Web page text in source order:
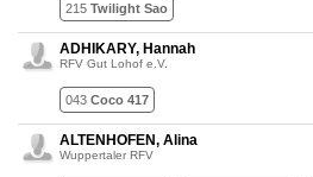
215 Twilight Sao
ADHIKARY, Hannah
RFV Gut Lohof e.V.
043 Coco 417
ALTENHOFEN, Alina
Wuppertaler RFV